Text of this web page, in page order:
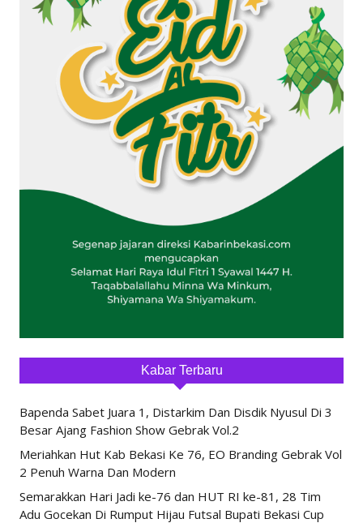
Kabar Terbaru
Bapenda Sabet Juara 1, Distarkim Dan Disdik Nyusul Di 3
Besar Ajang Fashion Show Gebrak Vol.2
Meriahkan Hut Kab Bekasi Ke 76, EO Branding Gebrak Vol
2 Penuh Warna Dan Modern
Semarakkan Hari Jadi ke-76 dan HUT RI ke-81, 28 Tim
Adu Gocekan Di Rumput Hijau Futsal Bupati Bekasi Cup